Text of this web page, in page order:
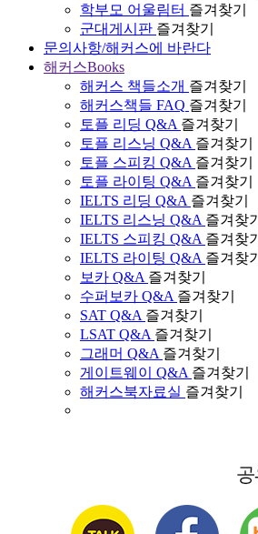
학부모 어울림터 즐겨찾기
군대게시판 즐겨찾기
문의사항/해커스에 바란다
해커스Books
해커스 책들소개 즐겨찾기
해커스책들 FAQ 즐겨찾기
토플 리딩 Q&A 즐겨찾기
토플 리스닝 Q&A 즐겨찾기
토플 스피킹 Q&A 즐겨찾기
토플 라이팅 Q&A 즐겨찾기
IELTS 리딩 Q&A 즐겨찾기
IELTS 리스닝 Q&A 즐겨찾기
IELTS 스피킹 Q&A 즐겨찾기
IELTS 라이팅 Q&A 즐겨찾기
보카 Q&A 즐겨찾기
수퍼보카 Q&A 즐겨찾기
SAT Q&A 즐겨찾기
LSAT Q&A 즐겨찾기
그래머 Q&A 즐겨찾기
게이트웨이 Q&A 즐겨찾기
해커스북자료실 즐겨찾기